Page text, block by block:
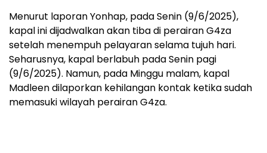
Menurut laporan Yonhap, pada Senin (9/6/2025),
kapal ini dijadwalkan akan tiba di perairan G4za
setelah menempuh pelayaran selama tujuh hari.
Seharusnya, kapal berlabuh pada Senin pagi
(9/6/2025). Namun, pada Minggu malam, kapal
Madleen dilaporkan kehilangan kontak ketika sudah
memasuki wilayah perairan G4za.